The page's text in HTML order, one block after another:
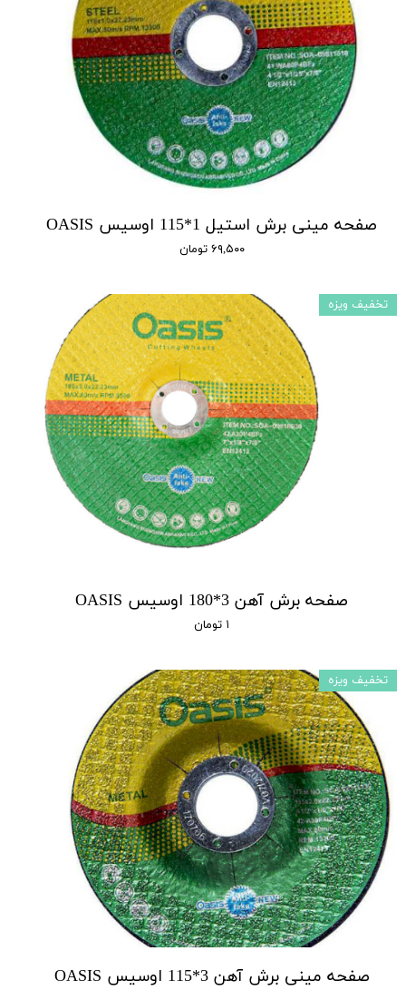
صفحه مینی برش استیل 1*115 اوسیس OASIS
۶۹,۵۰۰ تومان
صفحه برش آهن 3*180 اوسیس OASIS
۱ تومان
تخفیف ویزه
صفحه مینی برش آهن 3*115 اوسیس OASIS
تخفیف ویزه